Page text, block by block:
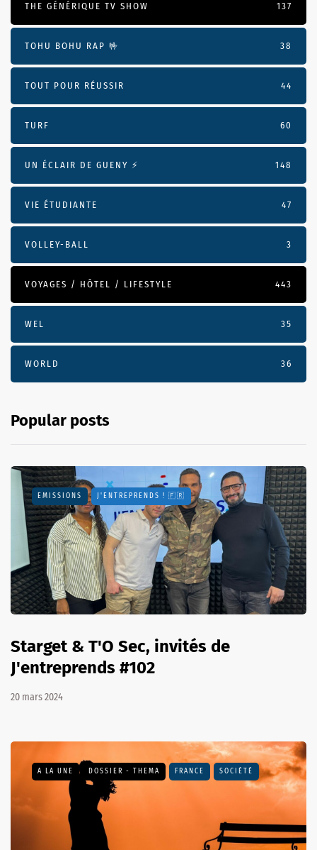
THE GÉNÉRIQUE TV SHOW 137
TOHU BOHU RAP 🤟 38
TOUT POUR RÉUSSIR 44
TURF 60
UN ÉCLAIR DE GUENY ⚡️ 148
VIE ÉTUDIANTE 47
VOLLEY-BALL 3
VOYAGES / HÔTEL / LIFESTYLE 443
WEL 35
WORLD 36
Popular posts
EMISSIONS J'ENTREPRENDS ! 🇫🇷
Starget & T'O Sec, invités de
J'entreprends #102
20 mars 2024
A LA UNE DOSSIER - THEMA FRANCE SOCIÉTÉ